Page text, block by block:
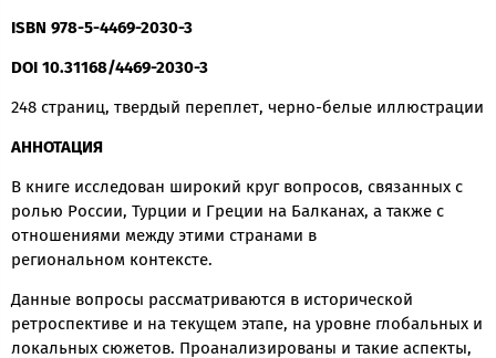
ISBN 978-5-4469-2030-3
DOI 10.31168/4469-2030-3
248 страниц, твердый переплет, черно-белые иллюстрации
АННОТАЦИЯ
В книге исследован широкий круг вопросов, связанных с
ролью России, Турции и Греции на Балканах, а также с
отношениями между этими странами в
региональном контексте.
Данные вопросы рассматриваются в исторической
ретроспективе и на текущем этапе, на уровне глобальных и
локальных сюжетов. Проанализированы и такие аспекты,